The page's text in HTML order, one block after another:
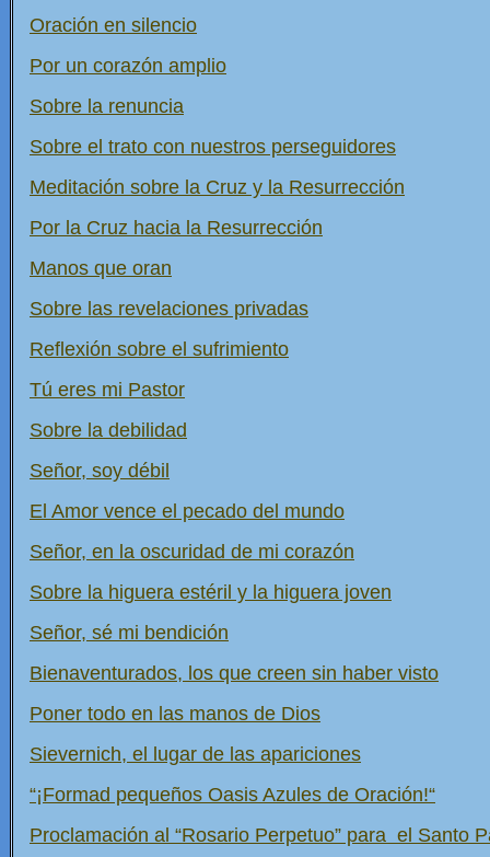
Oración en silencio
Por un corazón amplio
Sobre la renuncia
Sobre el trato con nuestros perseguidores
Meditación sobre la Cruz y la Resurrección
Por la Cruz hacia la Resurrección
Manos que oran
Sobre las revelaciones privadas
Reflexión sobre el sufrimiento
Tú eres mi Pastor
Sobre la debilidad
Señor, soy débil
El Amor vence el pecado del mundo
Señor, en la oscuridad de mi corazón
Sobre la higuera estéril y la higuera joven
Señor, sé mi bendición
Bienaventurados, los que creen sin haber visto
Poner todo en las manos de Dios
Sievernich, el lugar de las apariciones
“¡Formad pequeños Oasis Azules de Oración!“
Proclamación al “Rosario Perpetuo” para el Santo